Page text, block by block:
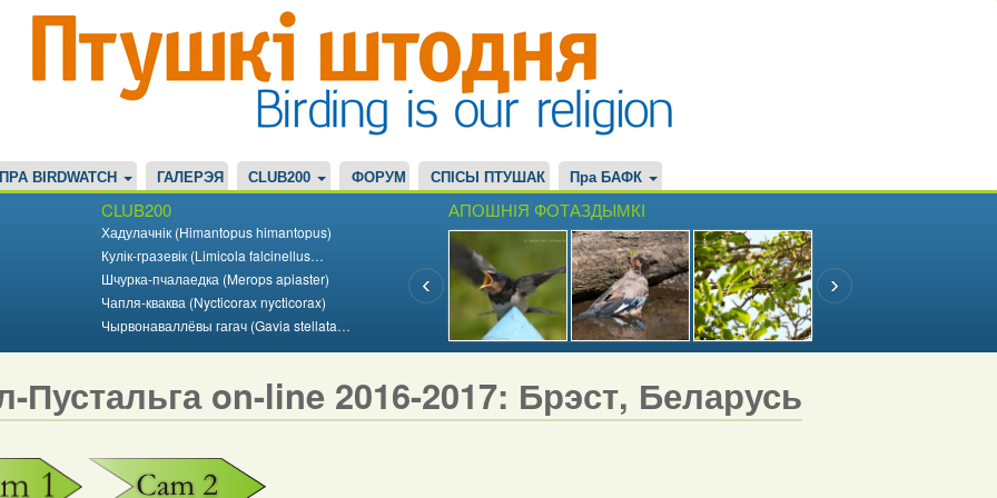
ПРА BIRDWATCH ГАЛЕРЭЯ CLUB200 ФОРУМ СПІСЫ ПТУШАК Пра БАФК
CLUB200
Хадулачнік (Himantopus himantopus)
Кулік-гразевік (Limicola falcinellus…
Шчурка-пчалаедка (Merops apiaster)
Чапля-кваква (Nycticorax nycticorax)
Чырвонаваллёвы гагач (Gavia stellata…
АПОШНІЯ ФОТАЗДЫМКІ
Пустальга on-line 2016-2017: Брэст, Беларусь